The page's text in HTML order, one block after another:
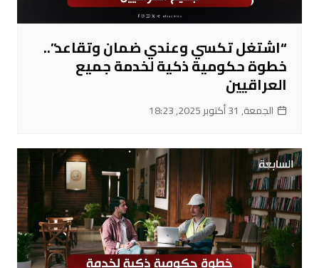
“اشتغل تكسي وعندي ضمان وتقاعد”..
خطوة حكومية ذكية لخدمة جميع
العراقيين
الجمعة, 31 أكتوبر 2025, 18:23